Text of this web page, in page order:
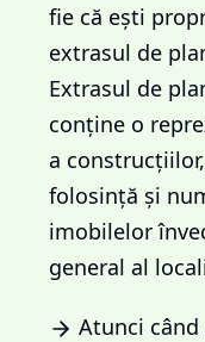
fie că ești
extrasul de
Extrasul de
conține o
a
folosință și
imobilelor
general al
Atunci când